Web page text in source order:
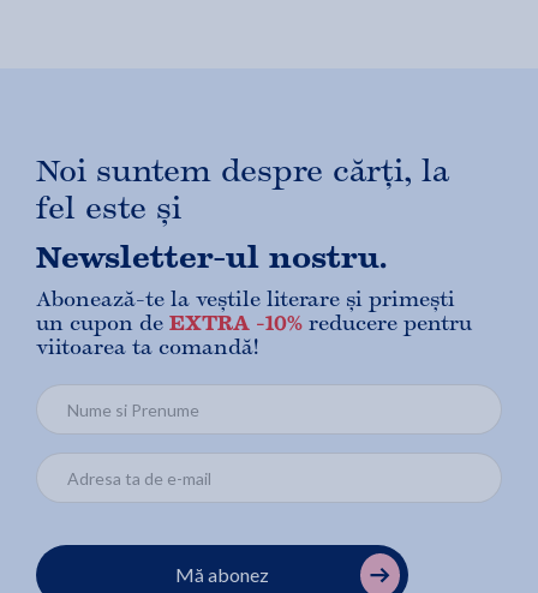
Noi suntem despre cărți, la
fel este și
Newsletter-ul nostru.
Abonează-te la veștile literare și primești
un cupon de EXTRA -10% reducere pentru
viitoarea ta comandă!
Mă abonez